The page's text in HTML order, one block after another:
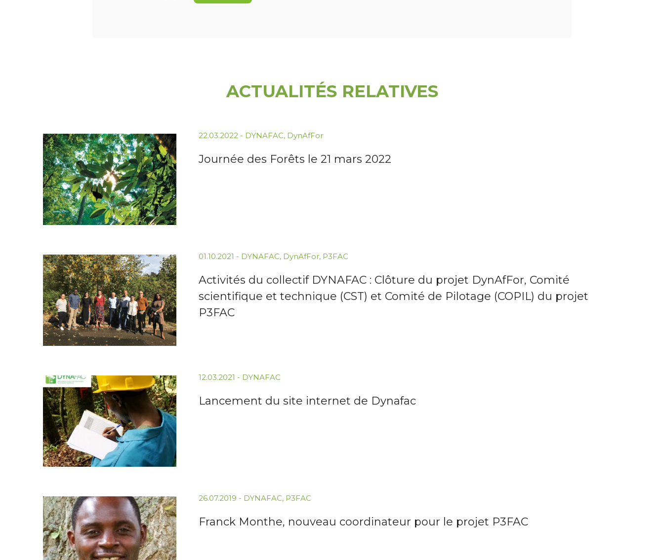
ACTUALITÉS RELATIVES
22.03.2022 - DYNAFAC, DynAfFor
Journée des Forêts le 21 mars 2022
01.10.2021 - DYNAFAC, DynAfFor, P3FAC
Activités du collectif DYNAFAC : Clôture du projet DynAfFor, Comité
scientifique et technique (CST) et Comité de Pilotage (COPIL) du projet
P3FAC
12.03.2021 - DYNAFAC
Lancement du site internet de Dynafac
26.07.2019 - DYNAFAC, P3FAC
Franck Monthe, nouveau coordinateur pour le projet P3FAC